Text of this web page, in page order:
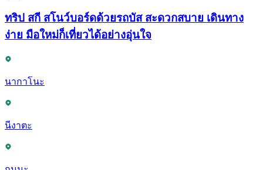
ทริป สกี สโนว์บอร์ดด้วยรถบัส สะดวกสบาย เดินทาง
ง่าย มือใหม่ก็เที่ยวได้อย่างอุ่นใจ
นากาโนะ
นีงาตะ